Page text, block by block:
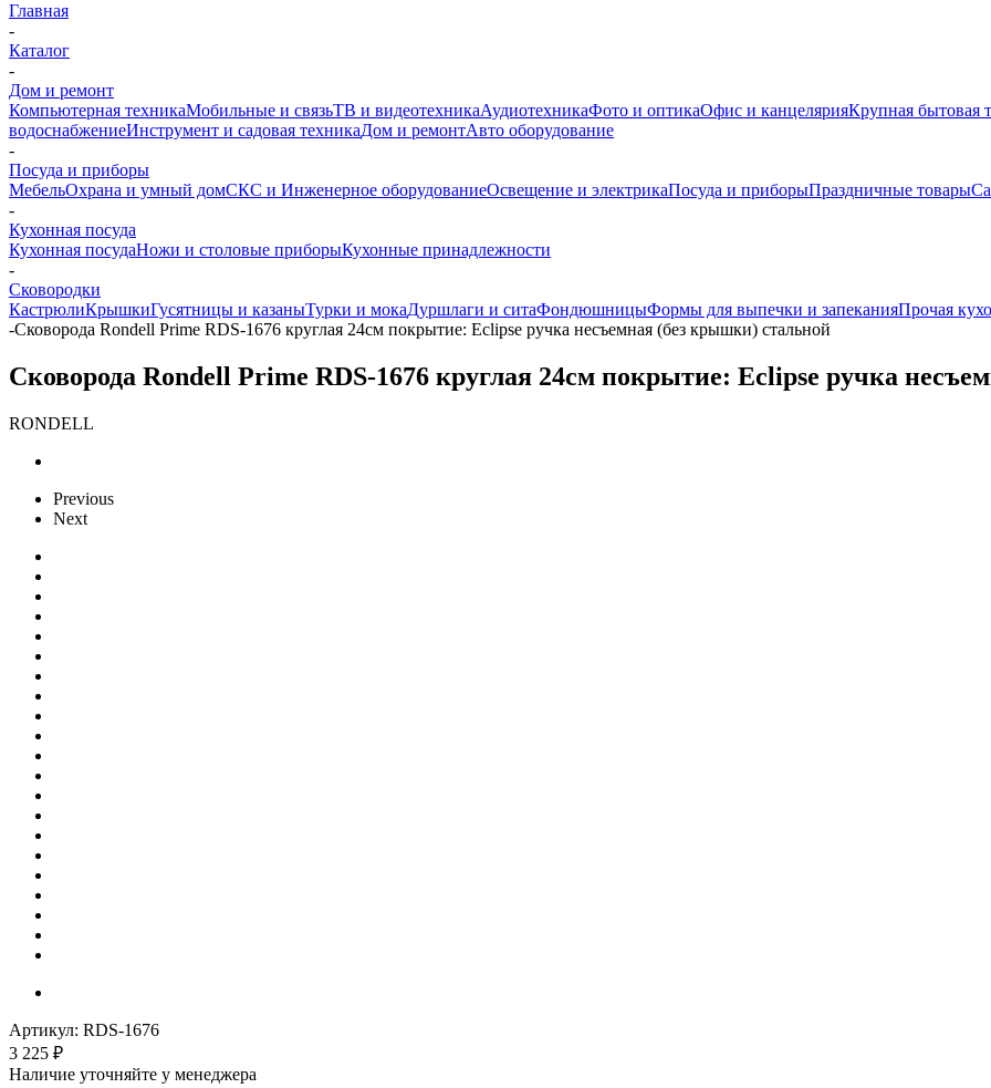
Главная
-
Каталог
-
Дом и ремонт
Компьютерная техникаМобильные и связьТВ и видеотехникаАудиотехникаФото и оптикаОфис и канцелярияКрупная бытовая
водоснабжениеИнструмент и садовая техникаДом и ремонтАвто оборудование
-
Посуда и приборы
МебельОхрана и умный домСКС и Инженерное оборудованиеОсвещение и электрикаПосуда и приборыПраздничные товары
-
Кухонная посуда
Кухонная посудаНожи и столовые приборыКухонные принадлежности
-
Сковородки
КастрюлиКрышкиГусятницы и казаныТурки и мокаДуршлаги и ситаФондюшницыФормы для выпечки и запеканияПрочая
-Сковорода Rondell Prime RDS-1676 круглая 24см покрытие: Eclipse ручка несъемная (без крышки) стальной
Сковорода Rondell Prime RDS-1676 круглая 24см покрытие: Eclipse ручка
RONDELL
Previous
Next
Артикул: RDS-1676
3 225 ₽
Наличие уточняйте у менеджера